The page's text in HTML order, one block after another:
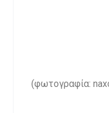
(φωτογραφία: